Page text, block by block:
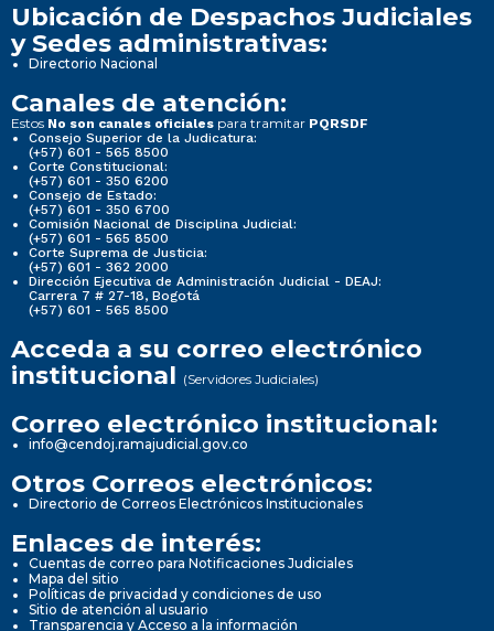
Ubicación de Despachos Judiciales
y Sedes administrativas:
Directorio Nacional
Canales de atención:
Estos No son canales oficiales para tramitar PQRSDF
Consejo Superior de la Judicatura:
(+57) 601 - 565 8500
Corte Constitucional:
(+57) 601 - 350 6200
Consejo de Estado:
(+57) 601 - 350 6700
Comisión Nacional de Disciplina Judicial:
(+57) 601 - 565 8500
Corte Suprema de Justicia:
(+57) 601 - 362 2000
Dirección Ejecutiva de Administración Judicial - DEAJ:
Carrera 7 # 27-18, Bogotá
(+57) 601 - 565 8500
Acceda a su correo electrónico
institucional (Servidores Judiciales)
Correo electrónico institucional:
info@cendoj.ramajudicial.gov.co
Otros Correos electrónicos:
Directorio de Correos Electrónicos Institucionales
Enlaces de interés:
Cuentas de correo para Notificaciones Judiciales
Mapa del sitio
Políticas de privacidad y condiciones de uso
Sitio de atención al usuario
Transparencia y Acceso a la información